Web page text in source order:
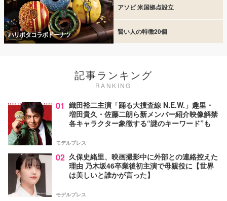
ハリポタコラボドーナツ
アソビ 米国拠点設立
賢い人の特徴20個
記事ランキング
RANKING
01 織田裕二主演「踊る大捜査線 N.E.W.」趣里・
増田貴久・佐藤二朗ら新メンバー紹介映像解禁
各キャラクター象徴する“謎のキーワード”も
モデルプレス
02 久保史緒里、映画撮影中に外部との連絡控えた
理由 乃木坂46卒業後初主演で母親役に【世界
は美しいと誰かが言った】
モデルプレス